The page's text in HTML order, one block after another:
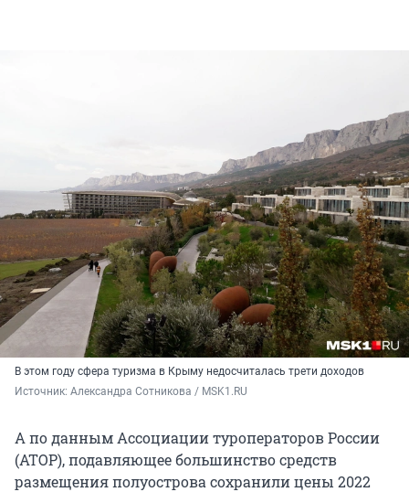
В этом году сфера туризма в Крыму недосчиталась трети доходов
Источник: Александра Сотникова / MSK1.RU
А по данным Ассоциации туроператоров России
(АТОР), подавляющее большинство средств
размещения полуострова сохранили цены 2022